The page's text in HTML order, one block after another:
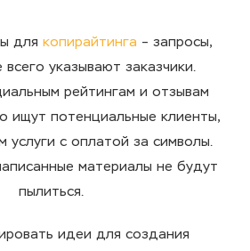
для копирайтинга – запросы,
указывают заказчики.
рейтингам и отзывам
ищут потенциальные клиенты,
услуги с оплатой за символы.
материалы не будут
пылиться.
идеи для создания